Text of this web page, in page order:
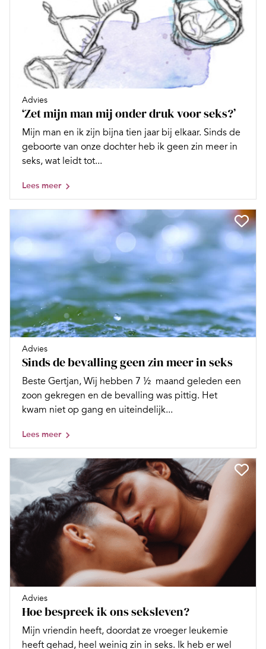
Advies
‘Zet mijn man mij onder druk voor seks?’
Mijn man en ik zijn bijna tien jaar bij elkaar. Sinds de
geboorte van onze dochter heb ik geen zin meer in
seks, wat leidt tot...
Lees meer
Advies
Sinds de bevalling geen zin meer in seks
Beste Gertjan, Wij hebben 7 ½ maand geleden een
zoon gekregen en de bevalling was pittig. Het
kwam niet op gang en uiteindelijk...
Lees meer
Advies
Hoe bespreek ik ons seksleven?
Mijn vriendin heeft, doordat ze vroeger leukemie
heeft gehad, heel weinig zin in seks. Ik heb er wel